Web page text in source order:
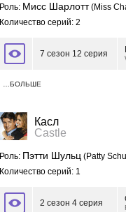
Роль: Мисс Шарлотт(Miss
Количество серий: 2
7 сезон 12 серия
…БОЛЬШЕ
Касл
Castle
Роль: Пэтти Шульц (Patty
Количество серий: 1
2 сезон 4 серия